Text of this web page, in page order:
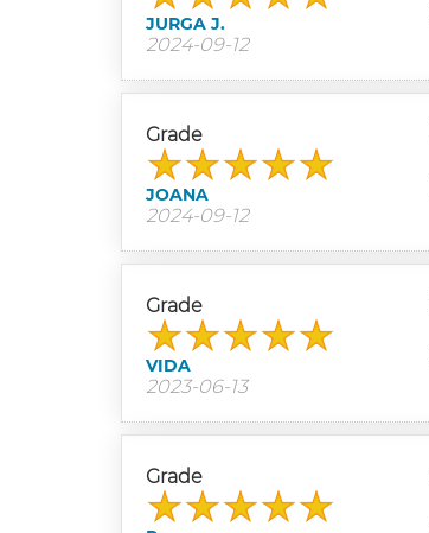
JURGA J.
2024-09-12
Grade
JOANA
2024-09-12
Grade
VIDA
2023-06-13
Grade